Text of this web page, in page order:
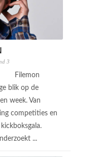
3
Filemon
blik op de
week. Van
competities en
...